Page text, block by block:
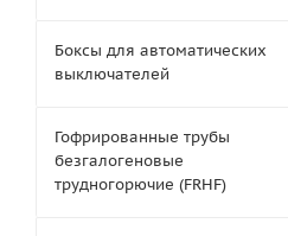
Боксы для автоматических
выключателей
Гофрированные трубы
безгалогеновые
трудногорючие (FRHF)